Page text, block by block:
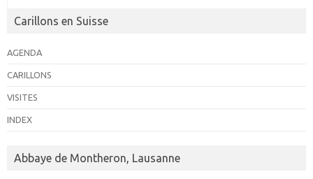
Carillons en Suisse
AGENDA
CARILLONS
VISITES
INDEX
Abbaye de Montheron, Lausanne